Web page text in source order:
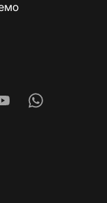
YoutubeWhatsapp